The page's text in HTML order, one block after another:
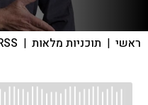
ראשי | תוכניות מלאות |